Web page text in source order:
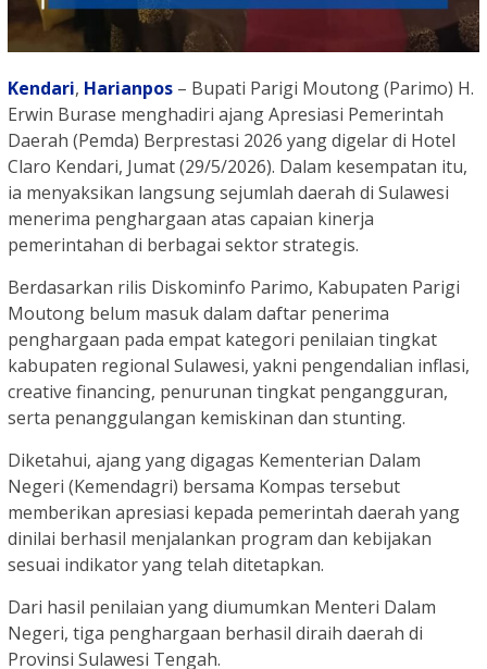
Kendari, Harianpos – Bupati Parigi Moutong (Parimo) H.
Erwin Burase menghadiri ajang Apresiasi Pemerintah
Daerah (Pemda) Berprestasi 2026 yang digelar di Hotel
Claro Kendari, Jumat (29/5/2026). Dalam kesempatan itu,
ia menyaksikan langsung sejumlah daerah di Sulawesi
menerima penghargaan atas capaian kinerja
pemerintahan di berbagai sektor strategis.
Berdasarkan rilis Diskominfo Parimo, Kabupaten Parigi
Moutong belum masuk dalam daftar penerima
penghargaan pada empat kategori penilaian tingkat
kabupaten regional Sulawesi, yakni pengendalian inflasi,
creative financing, penurunan tingkat pengangguran,
serta penanggulangan kemiskinan dan stunting.
Diketahui, ajang yang digagas Kementerian Dalam
Negeri (Kemendagri) bersama Kompas tersebut
memberikan apresiasi kepada pemerintah daerah yang
dinilai berhasil menjalankan program dan kebijakan
sesuai indikator yang telah ditetapkan.
Dari hasil penilaian yang diumumkan Menteri Dalam
Negeri, tiga penghargaan berhasil diraih daerah di
Provinsi Sulawesi Tengah.